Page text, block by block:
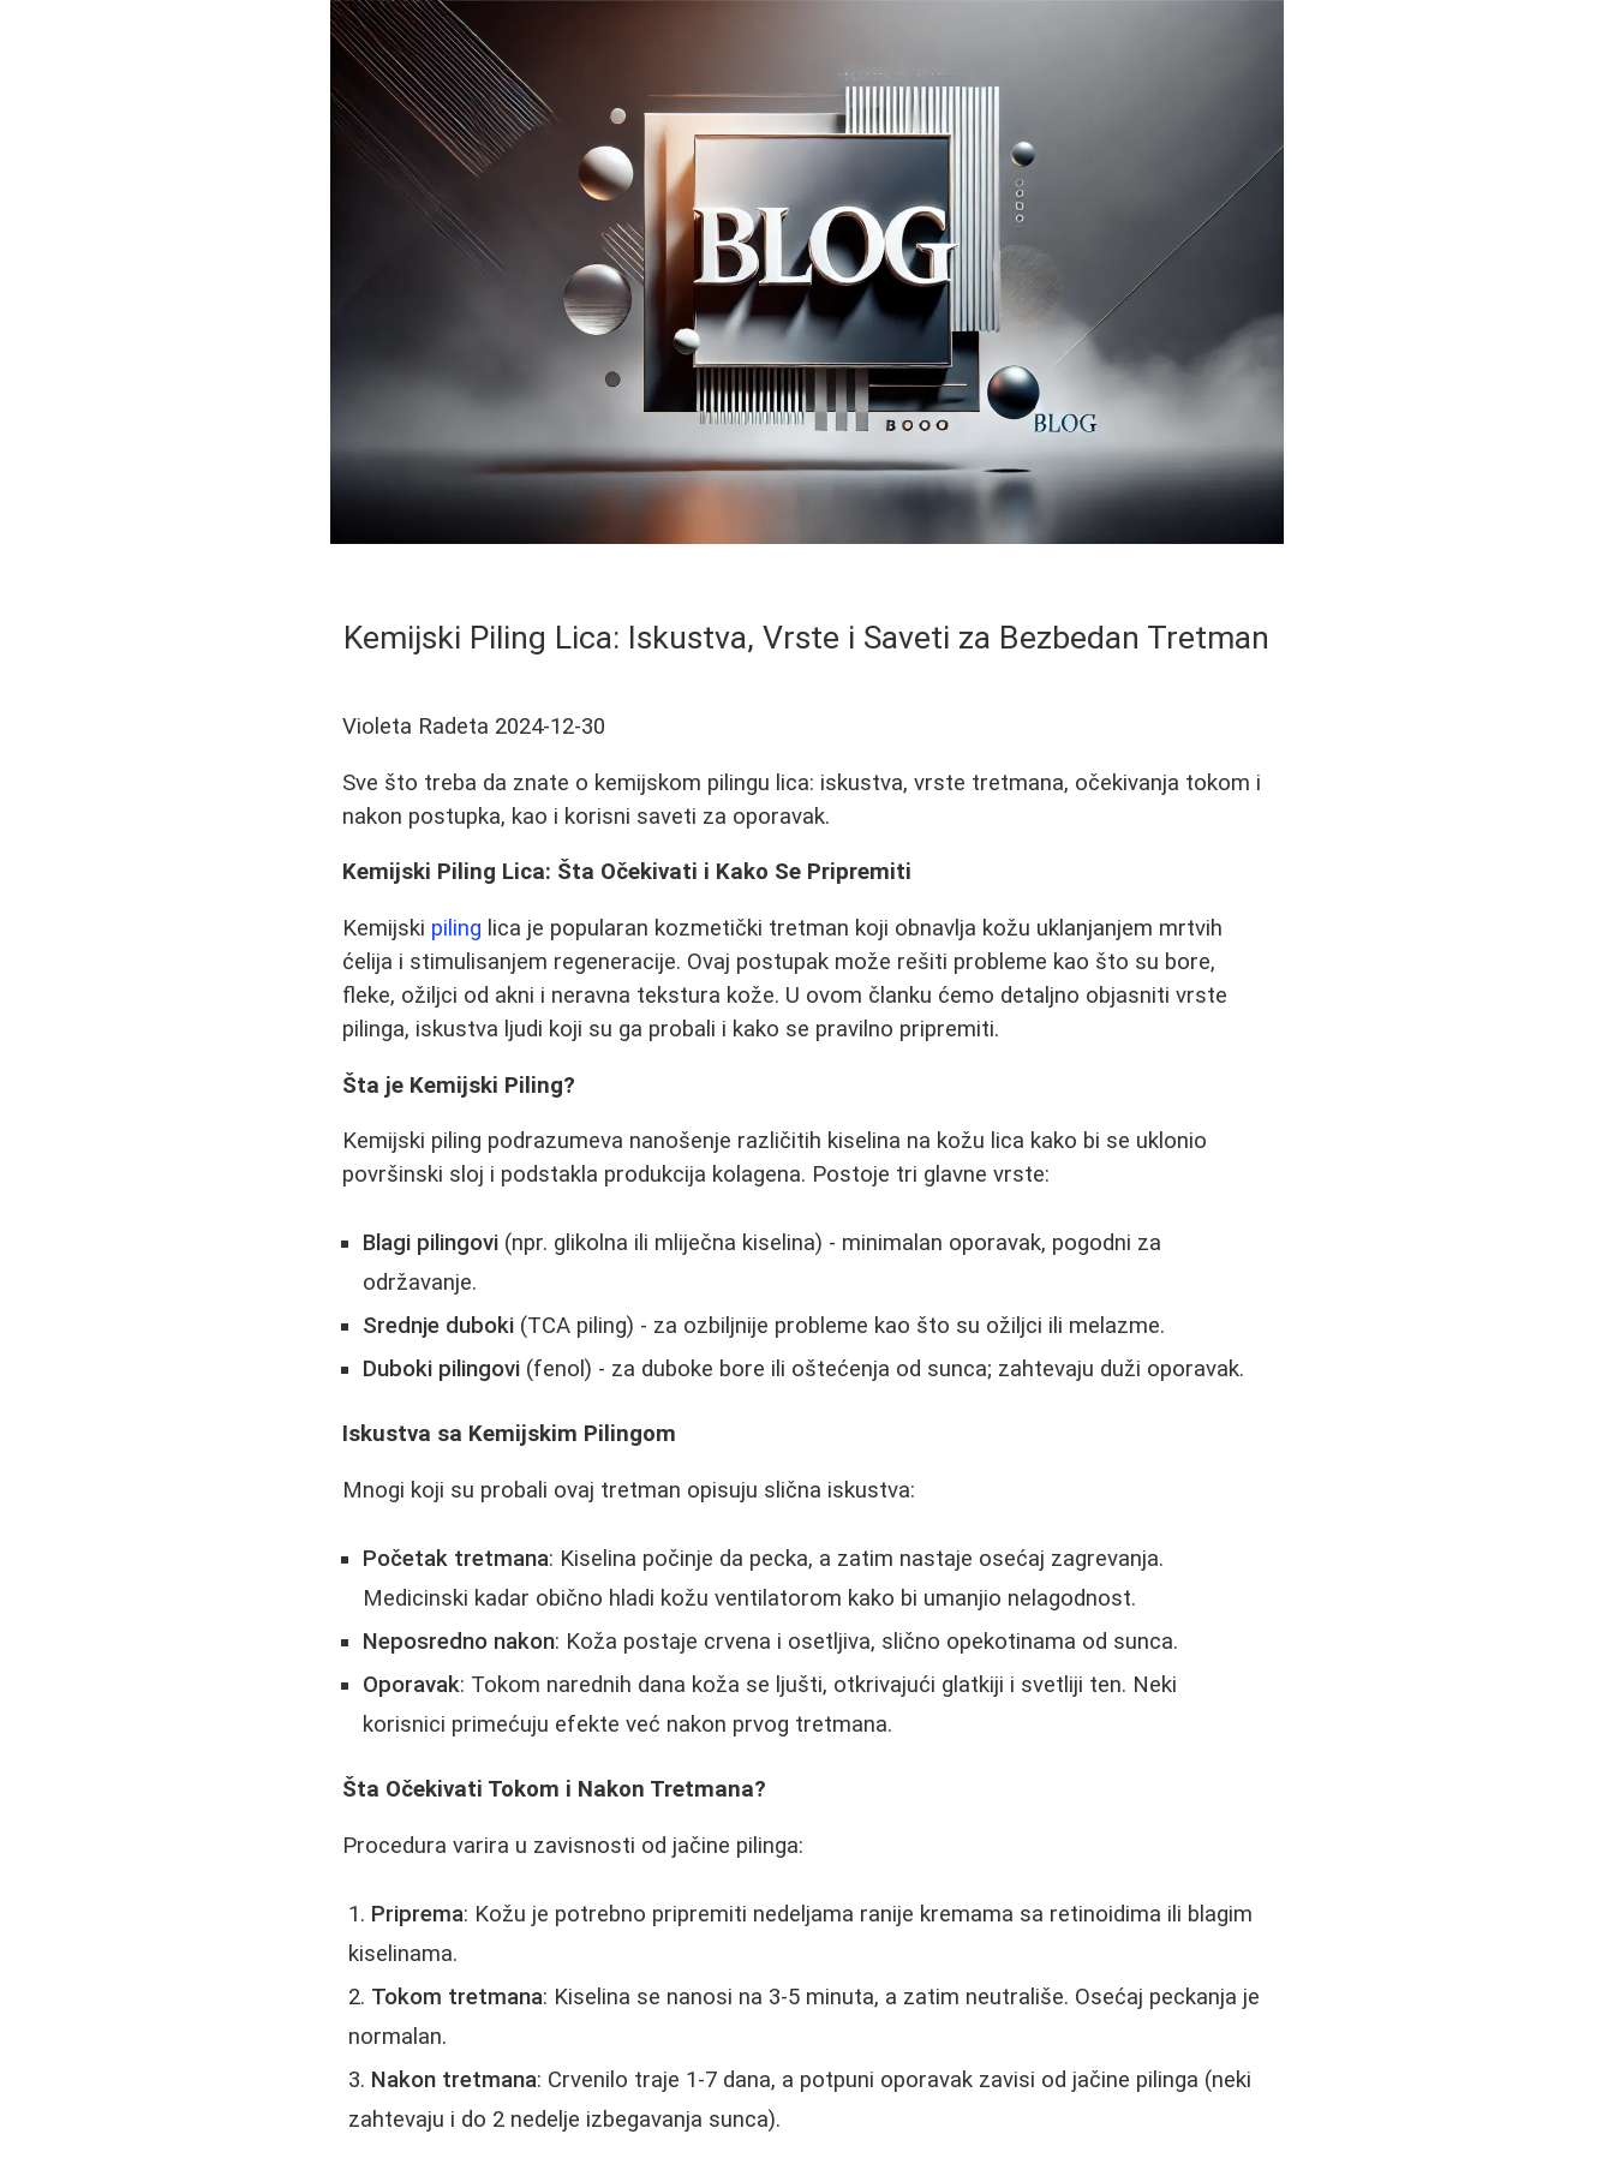
Kemijski Piling Lica: Iskustva, Vrste i Saveti za Bezbedan Tretman
Violeta Radeta 2024-12-30
Sve što treba da znate o kemijskom pilingu lica: iskustva, vrste tretmana, očekivanja tokom i
nakon postupka, kao i korisni saveti za oporavak.
Kemijski Piling Lica: Šta Očekivati i Kako Se Pripremiti
Kemijski piling lica je popularan kozmetički tretman koji obnavlja kožu uklanjanjem mrtvih
ćelija i stimulisanjem regeneracije. Ovaj postupak može rešiti probleme kao što su bore,
fleke, ožiljci od akni i neravna tekstura kože. U ovom članku ćemo detaljno objasniti vrste
pilinga, iskustva ljudi koji su ga probali i kako se pravilno pripremiti.
Šta je Kemijski Piling?
Kemijski piling podrazumeva nanošenje različitih kiselina na kožu lica kako bi se uklonio
površinski sloj i podstakla produkcija kolagena. Postoje tri glavne vrste:
Blagi pilingovi (npr. glikolna ili mliječna kiselina) - minimalan oporavak, pogodni za
održavanje.
Srednje duboki (TCA piling) - za ozbiljnije probleme kao što su ožiljci ili melazme.
Duboki pilingovi (fenol) - za duboke bore ili oštećenja od sunca; zahtevaju duži oporavak.
Iskustva sa Kemijskim Pilingom
Mnogi koji su probali ovaj tretman opisuju slična iskustva:
Početak tretmana: Kiselina počinje da pecka, a zatim nastaje osećaj zagrevanja.
Medicinski kadar obično hladi kožu ventilatorom kako bi umanjio nelagodnost.
Neposredno nakon: Koža postaje crvena i osetljiva, slično opekotinama od sunca.
Oporavak: Tokom narednih dana koža se ljušti, otkrivajući glatkiji i svetliji ten. Neki
korisnici primećuju efekte već nakon prvog tretmana.
Šta Očekivati Tokom i Nakon Tretmana?
Procedura varira u zavisnosti od jačine pilinga:
Priprema: Kožu je potrebno pripremiti nedeljama ranije kremama sa retinoidima ili blagim
kiselinama.
Tokom tretmana: Kiselina se nanosi na 3-5 minuta, a zatim neutrališe. Osećaj peckanja je
normalan.
Nakon tretmana: Crvenilo traje 1-7 dana, a potpuni oporavak zavisi od jačine pilinga (neki
zahtevaju i do 2 nedelje izbegavanja sunca).